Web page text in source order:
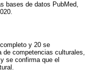
bases de datos PubMed,
y 20 se
de competencias culturales,
se confirma que el